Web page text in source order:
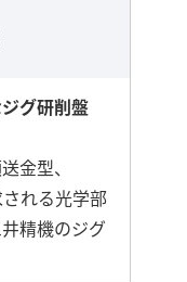
グ研削盤
金型、
れる光学部
精機のジグ